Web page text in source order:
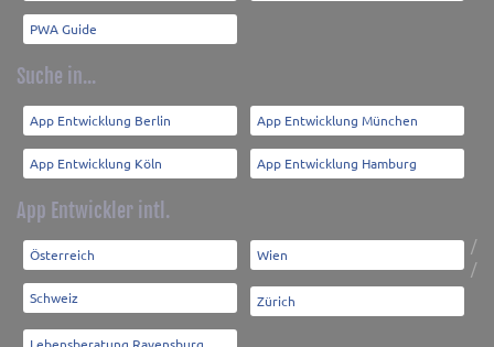
PWA Guide
Suche in...
App Entwicklung Berlin App Entwicklung München
App Entwicklung Köln App Entwicklung Hamburg
App Entwickler intl.
Österreich /
Wien
Schweiz
/
Zürich